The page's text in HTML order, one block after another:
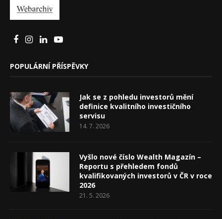
POPULÁRNÍ PŘÍSPĚVKY
Jak se z pohledu investorů mění
definice kvalitního investičního
servisu
14. 7. 2026
Vyšlo nové číslo Wealth Magazín –
Reportu s přehledem fondů
kvalifikovaných investorů v ČR v roce
2026
21. 5. 2026